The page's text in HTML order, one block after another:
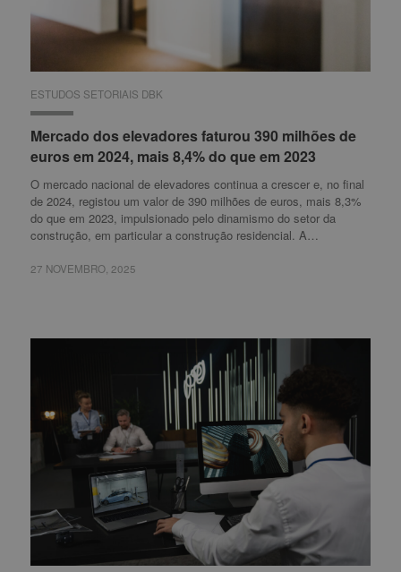
ESTUDOS SETORIAIS DBK
Mercado dos elevadores faturou 390 milhões de
euros em 2024, mais 8,4% do que em 2023
O mercado nacional de elevadores continua a crescer e, no final
de 2024, registou um valor de 390 milhões de euros, mais 8,3%
do que em 2023, impulsionado pelo dinamismo do setor da
construção, em particular a construção residencial. A…
27 NOVEMBRO, 2025
ESTUDOS SETORIAIS DBK
Mercado dos elevadores faturou 390 milhões de
euros em 2024, mais 8,4% do que em 2023
27 NOVEMBRO, 2025